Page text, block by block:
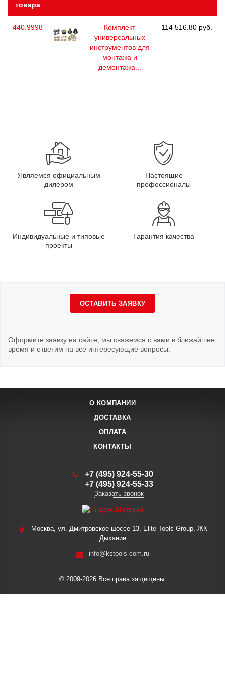
товара
440.9998
Комплект
универсальных
инструментов для
монтажа и
демонтажа...
114 516.80 руб.
Являемся официальным
дилером
Настоящие
профессионалы
Индивидуальные и типовые
проекты
Гарантия качества
ОСТАВИТЬ ЗАЯВКУ
Оформите заявку на сайте, мы свяжемся с вами в ближайшее
время и ответим на все интересующие вопросы.
О КОМПАНИИ
ДОСТАВКА
ОПЛАТА
КОНТАКТЫ
+7 (495) 924-55-30
+7 (495) 924-55-33
Заказать звонок
Москва, ул. Дмитровское шоссе 13, Elite Tools Group, ЖК
Дыхание
info@kstools-com.ru
© 2009-2026 Все права защищены.